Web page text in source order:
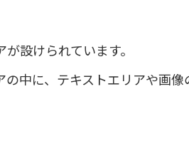
設けられています。
中に、テキストエリアや画像